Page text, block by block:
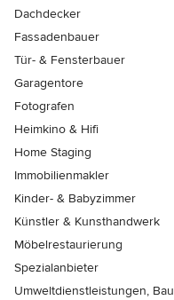
Dachdecker
Fassadenbauer
Tür- & Fensterbauer
Garagentore
Fotografen
Heimkino & Hifi
Home Staging
Immobilienmakler
Kinder- & Babyzimmer
Künstler & Kunsthandwerk
Möbelrestaurierung
Spezialanbieter
Umweltdienstleistungen,